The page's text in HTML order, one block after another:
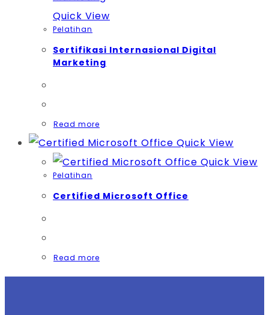
Quick View
Pelatihan
Sertifikasi Internasional Digital
Marketing
Read more
Quick View
Quick View
Pelatihan
Certified Microsoft Office
Read more